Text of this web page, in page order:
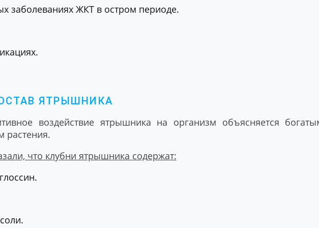
заболеваниях ЖКТ в остром периоде.
ЯТРЫШНИКА
воздействие ятрышника на организм объясняется
растения.
что клубни ятрышника содержат: